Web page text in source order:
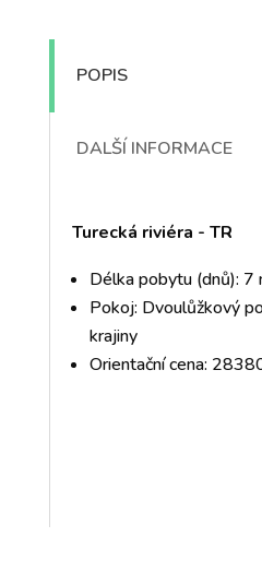
POPIS
DALŠÍ INFORMACE
Turecká riviéra - TR
Délka pobytu (dnů): 7
Pokoj: Dvoulůžkový
krajiny
Orientační cena: